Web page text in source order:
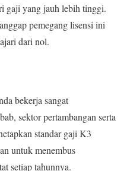
gaji yang jauh lebih tinggi.
pemegang lisensi ini
dari nol.
bekerja sangat
sektor pertambangan serta
standar gaji K3
untuk menembus
setiap tahunnya.